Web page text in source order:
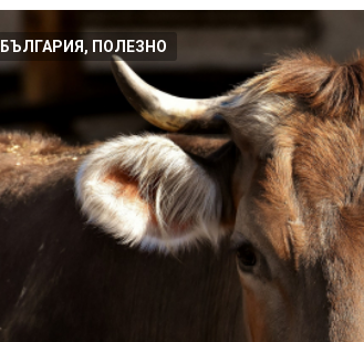
БЪЛГАРИЯ, ПОЛЕЗНО